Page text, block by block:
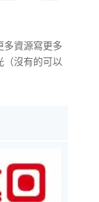
多資源寫更多
沒有的可以